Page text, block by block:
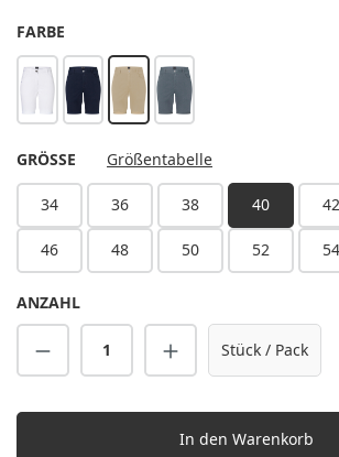
FARBE
weiß nachtblaukieselbeigeanthrazit
GRÖSSE AUSWÄHLEN
Größentabelle
34 36 38 40 42
46 48 50 52 54
ANZAHL
Produkt Anzahl: Gib den
Stück / Pack
In den Warenkorb